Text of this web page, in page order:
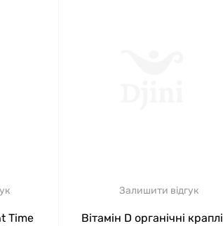
Time
Залишити відгук
Вітамін D органічні краплі